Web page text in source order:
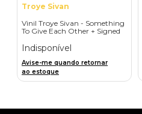
Troye Sivan
Vinil Troye Sivan - Something
To Give Each Other + Signed
Indisponível
Avise-me quando retornar
ao estoque